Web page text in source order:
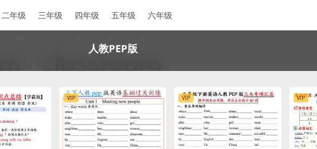
二年级 三年级 四年级 五年级 六年级
人教PEP版
VIP VIP VIP